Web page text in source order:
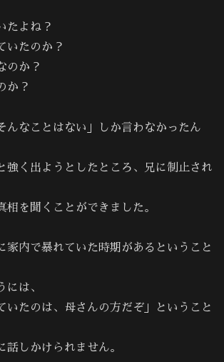
たよね？
いたのか？
のか？
か？
んなことはない」しか言わなかったん
強く出ようとしたところ、兄に制止され
相を聞くことができました。
家内で暴れていた時期があるということ
には、
いたのは、母さんの方だぞ」ということ
話しかけられません。